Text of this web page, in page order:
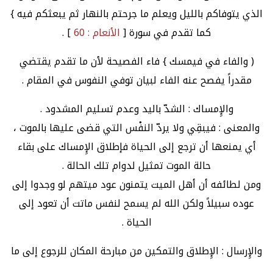
الذي يتوفاكم بالليل ويعلم ما جرحتم بالنهار ثم يبعثكم فيه }
كما تقدم في سورة [الأنعام : 60
] .
( والفاء في فيمسك } فاء الفصيحة لأن ما تقدم يقتضي
مقدراً يفصح عنه الفاء لبيان توفي النفوس في المقام .
والإِمساك : الشدّ باليد وعدم تسليم المشدود .
والمعنى : فيبقِي ولا يردّ النفْس التي قضى عليها بالموت ،
أي يمنعها أن ترجع إلى الحياة فإطلاق الإِمساك على بقاء
حالة الموت تمثيل لدوام تلك الحالة .
ومن لطائفه أن أهل الميت يتمنون عود ميتهم لو وجدوا إلى
عوده سبيلاً ولكن الله لم يسمح لنفس ماتت أن تعود إلى
الحياة .
والإِرسال : الإِطلاق والتمكين من مبارحة المكان للرجوع إلى ما